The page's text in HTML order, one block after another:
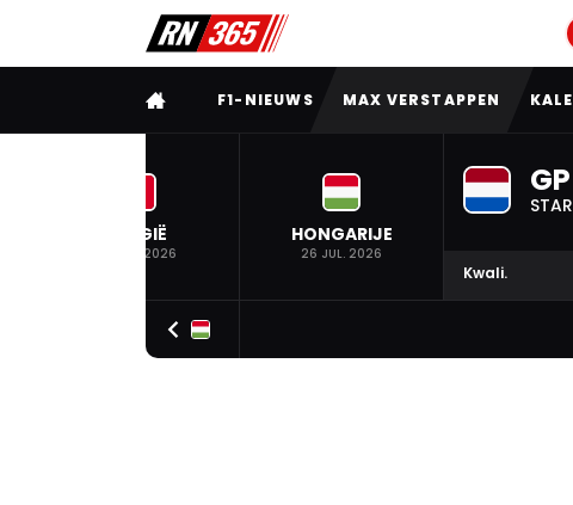
VOLLEDIG MENU
F1-NIEUWS MAX VERSTAPPEN
BELGIË
19 JUL. 2026
HONGARIJE
26 JUL. 2026
Kwali.